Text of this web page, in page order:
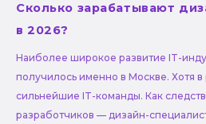
Сколько зарабатывают
в 2026?
Наиболее широкое развитие IT-
получилось именно в Москве. Хотя в
сильнейшие IT-команды. Как
разработчиков — дизайн-